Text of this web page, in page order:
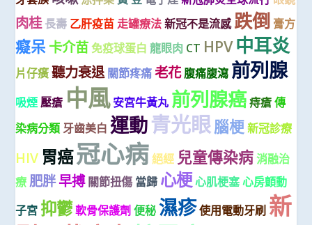
肉桂 長壽 乙肝疫苗 走罐療法 新冠不是流感 跌倒 膏方
癡呆 卡介苗 免疫球蛋白 龍眼肉 CT HPV中耳炎
片仔癀 聽力衰退 關節疼痛 老花腹痛腹瀉 前列腺
吸煙 壓瘡 中風 安宮牛黃丸 前列腺癌痔瘡 傳
染病分類 牙齒美白 運動青光眼腦梗 新冠診療
HIV 胃癌冠心病 絕經 兒童傳染病 消融治
療 肥胖早搏 關節扭傷 當歸 心梗心肌梗塞 心房顫動
子宮 抑鬱軟骨保護劑 便秘 濕疹使用電動牙刷 新